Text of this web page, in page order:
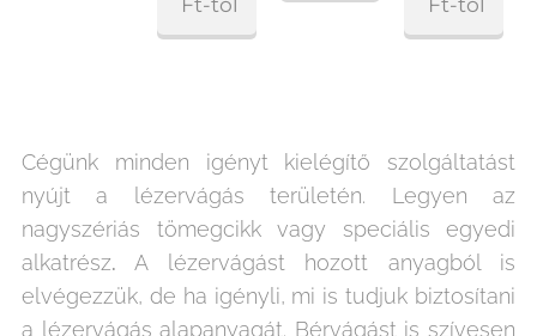
Cégünk minden igényt kielégítő szolgáltatást
nyújt a lézervágás területén. Legyen az
nagyszériás tömegcikk vagy speciális egyedi
alkatrész. A lézervágást hozott anyagból is
elvégezzük, de ha igényli, mi is tudjuk biztosítani
a lézervágás alapanyagát. Bérvágást is szívesen